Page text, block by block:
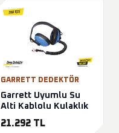
GARRETT DEDEKTÖR
Garrett Uyumlu Su
Alti Kablolu Kulaklık
21.292 TL